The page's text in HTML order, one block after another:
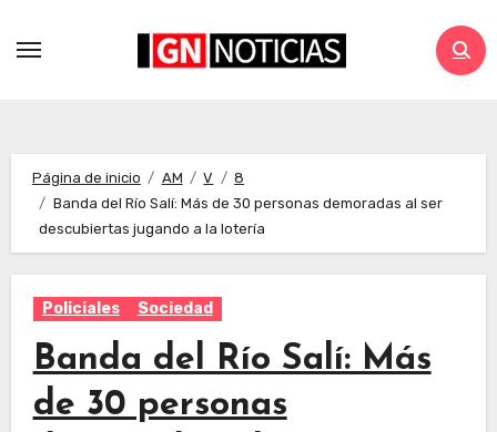
Página de inicio AM V
8
Banda del Río Salí: Más de 30 personas demoradas al ser
descubiertas jugando a la lotería
Policiales Sociedad
Banda del Río Salí: Más
de 30 personas